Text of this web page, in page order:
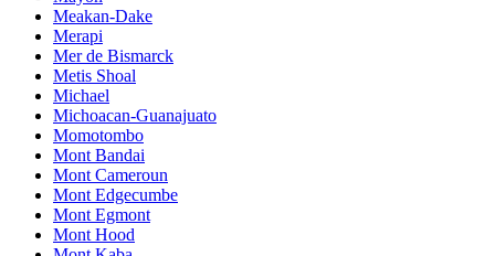
Meakan-Dake
Merapi
Mer de Bismarck
Metis Shoal
Michael
Michoacan-Guanajuato
Momotombo
Mont Bandai
Mont Cameroun
Mont Edgecumbe
Mont Egmont
Mont Hood